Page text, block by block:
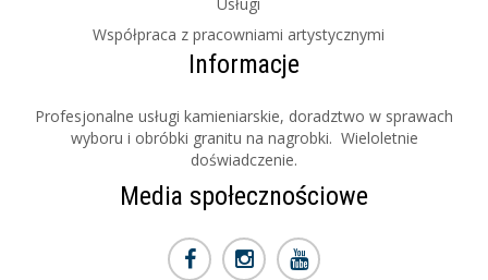
Współpraca z pracowniami artystycznymi
Informacje
Profesjonalne usługi kamieniarskie, doradztwo w sprawach
wyboru i obróbki granitu na nagrobki. Wieloletnie
doświadczenie.
Media społecznościowe